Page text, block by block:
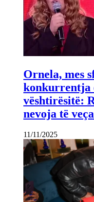
Ornela, mes
konkurrentja
vështirësitë:
nevoja të
11/11/2025